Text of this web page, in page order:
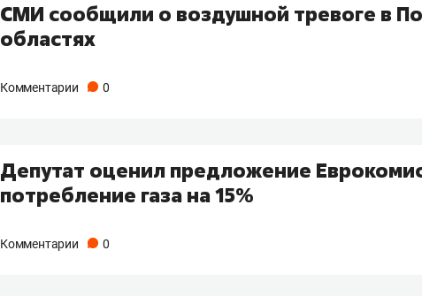
СМИ сообщили о воздушной тревоге в
областях
Комментарии 0
Депутат оценил предложение
потребление газа на 15%
Комментарии 0